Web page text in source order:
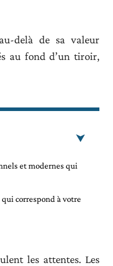
delà de sa valeur
au fond d’un tiroir,
et modernes qui
correspond à votre
les attentes. Les